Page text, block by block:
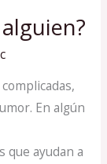
En algún
ayudan a